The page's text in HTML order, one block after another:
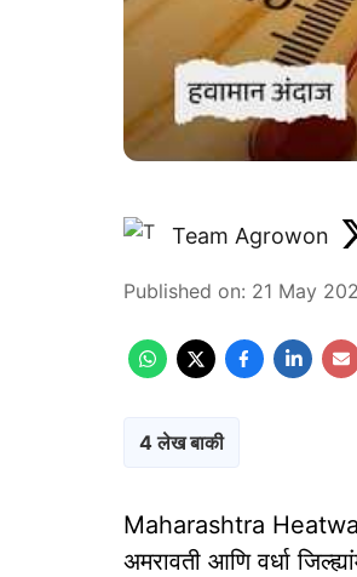
Team Agrowon
Published on: 21 May
4 लेख बाकी
Maharashtra
अमरावती आणि वर्धा